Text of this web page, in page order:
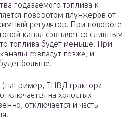
подаваемого топлива к
поворотом плунжеров от
регулятор. При повороте
канал совпадёт со сливным
топлива будет меньше. При
совпадут позже, и
больше.
ТНВД трактора
на холостых
отключается и часть